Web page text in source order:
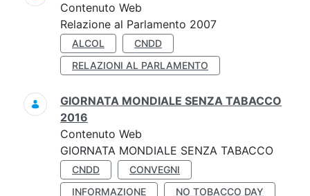
Contenuto Web
Relazione al Parlamento 2007
ALCOL
CNDD
RELAZIONI AL PARLAMENTO
GIORNATA MONDIALE SENZA TABACCO
2016
Contenuto Web
GIORNATA MONDIALE SENZA TABACCO
CNDD
CONVEGNI
INFORMAZIONE
NO TOBACCO DAY